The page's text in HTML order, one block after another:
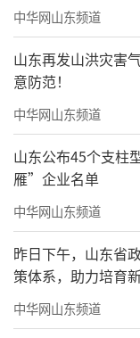
中华网山东频道
山东再发山洪灾害
意防范！
中华网山东频道
山东公布45个支柱
雁”企业名单
中华网山东频道
昨日下午，山东省
策体系，助力培育
中华网山东频道